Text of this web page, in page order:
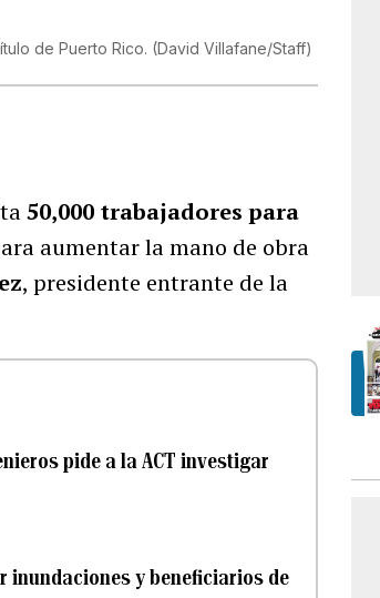
de Puerto Rico. (David Villafane/Staff)
50,000 trabajadores para
aumentar la mano de obra
, presidente entrante de la
pide a la ACT investigar
inundaciones y beneficiarios de